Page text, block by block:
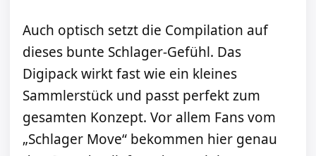
Auch optisch setzt die Compilation auf
dieses bunte Schlager-Gefühl. Das
Digipack wirkt fast wie ein kleines
Sammlerstück und passt perfekt zum
gesamten Konzept. Vor allem Fans vom
„Schlager Move“ bekommen hier genau